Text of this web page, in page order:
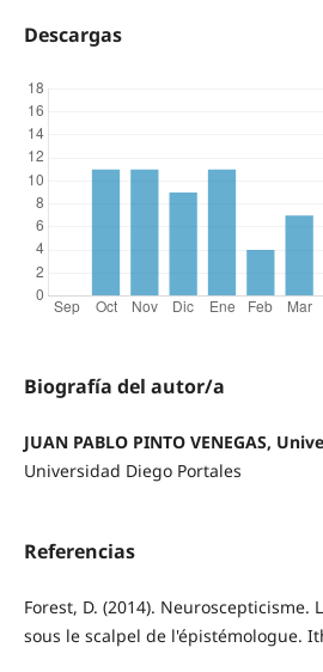
Descargas
Biografía del autor/a
JUAN PABLO PINTO VENEGAS,
Universidad Diego Portales
Referencias
Forest, D. (2014). Neuroscepticisme.
sous le scalpel de l'épistémologue.